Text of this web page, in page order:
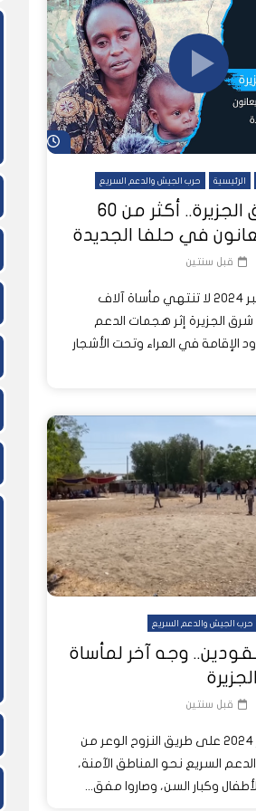
كيف أفرغت الحرب حقول مشروع
من العمال الزراعيين؟
شاهد لاحقاً
الغلاء يطال كل شيء ويهدد لقمة
السودانيين
شاهد
الرئيسية حرب الجيش والدعم السريع
مأساة شرق الجزيرة.. أكثر من 60
في حلفا الجديدة
قبل سنتين
عاين- 22 نوفمبر 2024 لا تنتهي مأساة آلاف
شرق الجزيرة إثر هجمات الدعم
الإقامة في العراء وتحت الأشجار
حرب الجيش والدعم السريع
وجه آخر لمأساة
قبل سنتين
عاين-5 نوفمبر 2024 على طريق النزوح الوعر من
السريع نحو المناطق الآمنة،
وكبار السن، وصاروا مفق...